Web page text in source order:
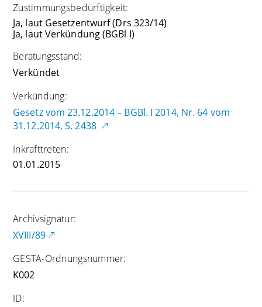
Zustimmungsbedürftigkeit:
Ja, laut Gesetzentwurf (Drs 323/14)
Ja, laut Verkündung (BGBl I)
Beratungsstand:
Verkündet
Verkündung:
Gesetz vom 23.12.2014 – BGBl. I 2014, Nr. 64 vom
31.12.2014, S. 2438
Inkrafttreten:
01.01.2015
Archivsignatur:
XVIII/89
GESTA-Ordnungsnummer:
K002
ID: